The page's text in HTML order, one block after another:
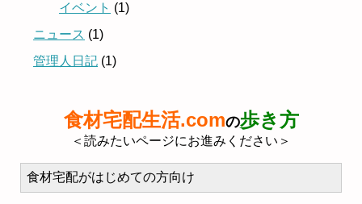
イベント (1)
ニュース (1)
管理人日記 (1)
食材宅配生活.comの歩き方
＜読みたいページにお進みください＞
食材宅配がはじめての方向け